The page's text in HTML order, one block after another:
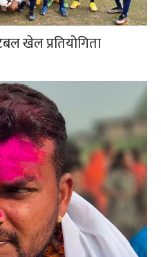
खेल प्रतियोगिता